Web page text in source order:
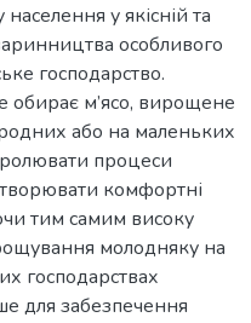
у якісній та
особливого
господарство.
обирає м’ясо, вирощене
або на маленьких
процеси
комфортні
тим самим високу
молодняку на
господарствах
для забезпечення